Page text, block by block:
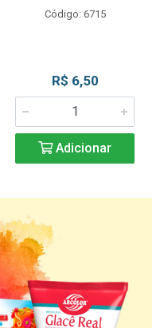
Código: 6715
R$ 6,50
Adicionar